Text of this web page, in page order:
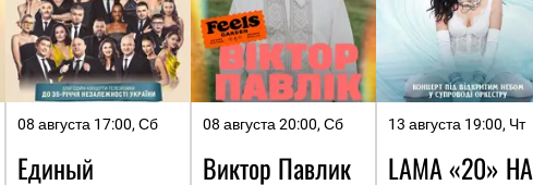
08 августа 17:00, Сб
Единый
08 августа 20:00, Сб
Виктор Павлик
13 августа 19:00, Чт
LAMA «20» НА